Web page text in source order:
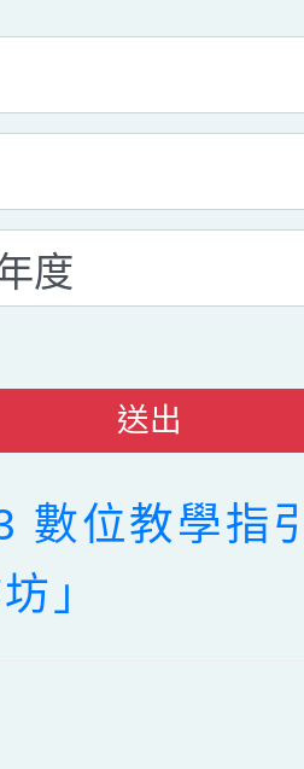
送出
數位教學指
」